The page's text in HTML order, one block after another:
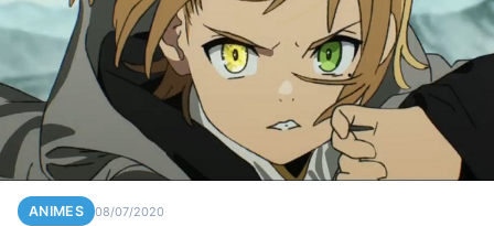
ANIMES 08/07/2020